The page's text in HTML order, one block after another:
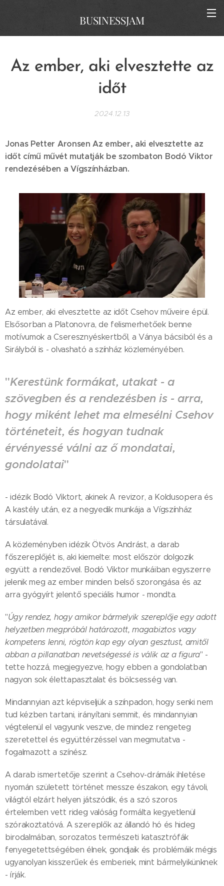
BUSINESSJAM
Az ember, aki elvesztette az
időt
2024.12.13
Jonas Petter Aronsen Az ember, aki elvesztette az
időt című művét mutatják be szombaton Bodó Viktor
rendezésében a Vígszínházban.
Az ember, aki elvesztette az időt Csehov műveire épül.
Elsősorban a Platonovra, de felismerhetőek benne
motívumok a Cseresznyéskertből, a Ványa bácsiból és a
Sirályból is - olvasható a színház közleményében.
"Kerestünk formákat, utakat - a
szövegben és a rendezésben is - arra,
hogy miként lehet ma elmesélni Csehov
történeteit, és hogyan tudnak
érvényessé válni az ő mondatai,
gondolatai"
- idézik Bodó Viktort, akinek A revizor, a Koldusopera és
A kastély után, ez a negyedik munkája a Vígszínház
társulatával.
A közleményben idézik Ötvös Andrást, a darab
főszereplőjét is, aki kiemelte: most először dolgozik
együtt a rendezővel. Bodó Viktor munkáiban egyszerre
jelenik meg az ember minden belső szorongása és az
arra gyógyírt jelentő speciális humor - mondta.
"Úgy rendez, hogy amikor bármelyik szereplője egy adott
helyzetben megpróbál határozott, magabiztos vagy
kompetens lenni, rögtön kap egy olyan gesztust, amitől
abban a pillanatban nevetségessé is válik az a figura" -
tette hozzá, megjegyezve, hogy ebben a gondolatban
nagyon sok élettapasztalat és bölcsesség van.
Mindannyian azt képviseljük a színpadon, hogy senki nem
tud kézben tartani, irányítani semmit, és mindannyian
végtelenül el vagyunk veszve, de mindez rengeteg
szeretettel és együttérzéssel van megmutatva -
fogalmazott a színész.
A darab ismertetője szerint a Csehov-drámák ihletése
nyomán született történet messze északon, egy távoli,
világtól elzárt helyen játszódik, és a szó szoros
értelemben vett rideg valóság formálta kegyetlenül
szórakoztatóvá. A szereplők az állandó hó és hideg
birodalmában, sorozatos természeti katasztrófák
fenyegetettségében élnek, gondjaik és problémáik mégis
ugyanolyan kisszerűek és emberiek, mint bármelyikünknek
- írják.